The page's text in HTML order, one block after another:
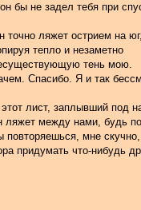
бы не задел тебя при
точно ляжет острием на
тепло и незаметно
тень мою.
Спасибо. Я и так
лист, заплывший под
ляжет между нами, будь
повторяешься, мне
придумать что-нибудь